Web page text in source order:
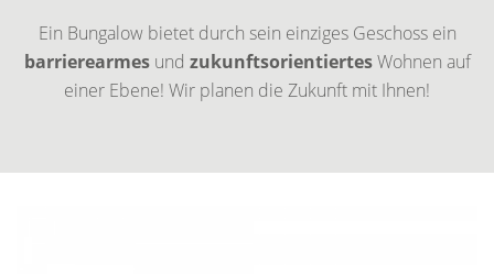
Ein Bungalow bietet durch sein einziges Geschoss ein
barrierearmesund zukunftsorientiertesWohnen auf
einer Ebene! Wir planen die Zukunft mit Ihnen!